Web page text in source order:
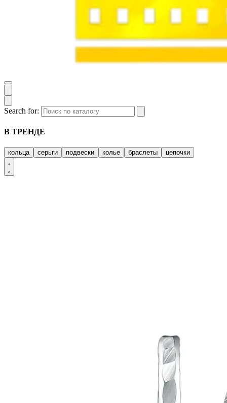
Search for:
В ТРЕНДЕ
кольца серьги подвески колье браслеты цепочки